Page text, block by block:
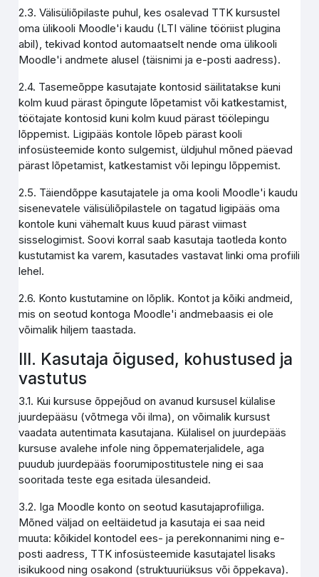
2.3. Välisüliõpilaste puhul, kes osalevad TTK kursustel
oma ülikooli Moodle'i kaudu (LTI väline tööriist plugina
abil), tekivad kontod automaatselt nende oma ülikooli
Moodle'i andmete alusel (täisnimi ja e-posti aadress).
2.4. Tasemeõppe kasutajate kontosid säilitatakse kuni
kolm kuud pärast õpingute lõpetamist või katkestamist,
töötajate kontosid kuni kolm kuud pärast töölepingu
lõppemist. Ligipääs kontole lõpeb pärast kooli
infosüsteemide konto sulgemist, üldjuhul mõned päevad
pärast lõpetamist, katkestamist või lepingu lõppemist.
2.5. Täiendõppe kasutajatele ja oma kooli Moodle'i kaudu
sisenevatele välisüliõpilastele on tagatud ligipääs oma
kontole kuni vähemalt kuus kuud pärast viimast
sisselogimist. Soovi korral saab kasutaja taotleda konto
kustutamist ka varem, kasutades vastavat linki oma profiili
lehel.
2.6. Konto kustutamine on lõplik. Kontot ja kõiki andmeid,
mis on seotud kontoga Moodle'i andmebaasis ei ole
võimalik hiljem taastada.
III. Kasutaja õigused, kohustused ja
vastutus
3.1. Kui kursuse õppejõud on avanud kursusel külalise
juurdepääsu (võtmega või ilma), on võimalik kursust
vaadata autentimata kasutajana. Külalisel on juurdepääs
kursuse avalehe infole ning õppematerjalidele, aga
puudub juurdepääs foorumipostitustele ning ei saa
sooritada teste ega esitada ülesandeid.
3.2. Iga Moodle konto on seotud kasutajaprofiiliga.
Mõned väljad on eeltäidetud ja kasutaja ei saa neid
muuta: kõikidel kontodel ees- ja perekonnanimi ning e-
posti aadress, TTK infosüsteemide kasutajatel lisaks
isikukood ning osakond (struktuuriüksus või õppekava).